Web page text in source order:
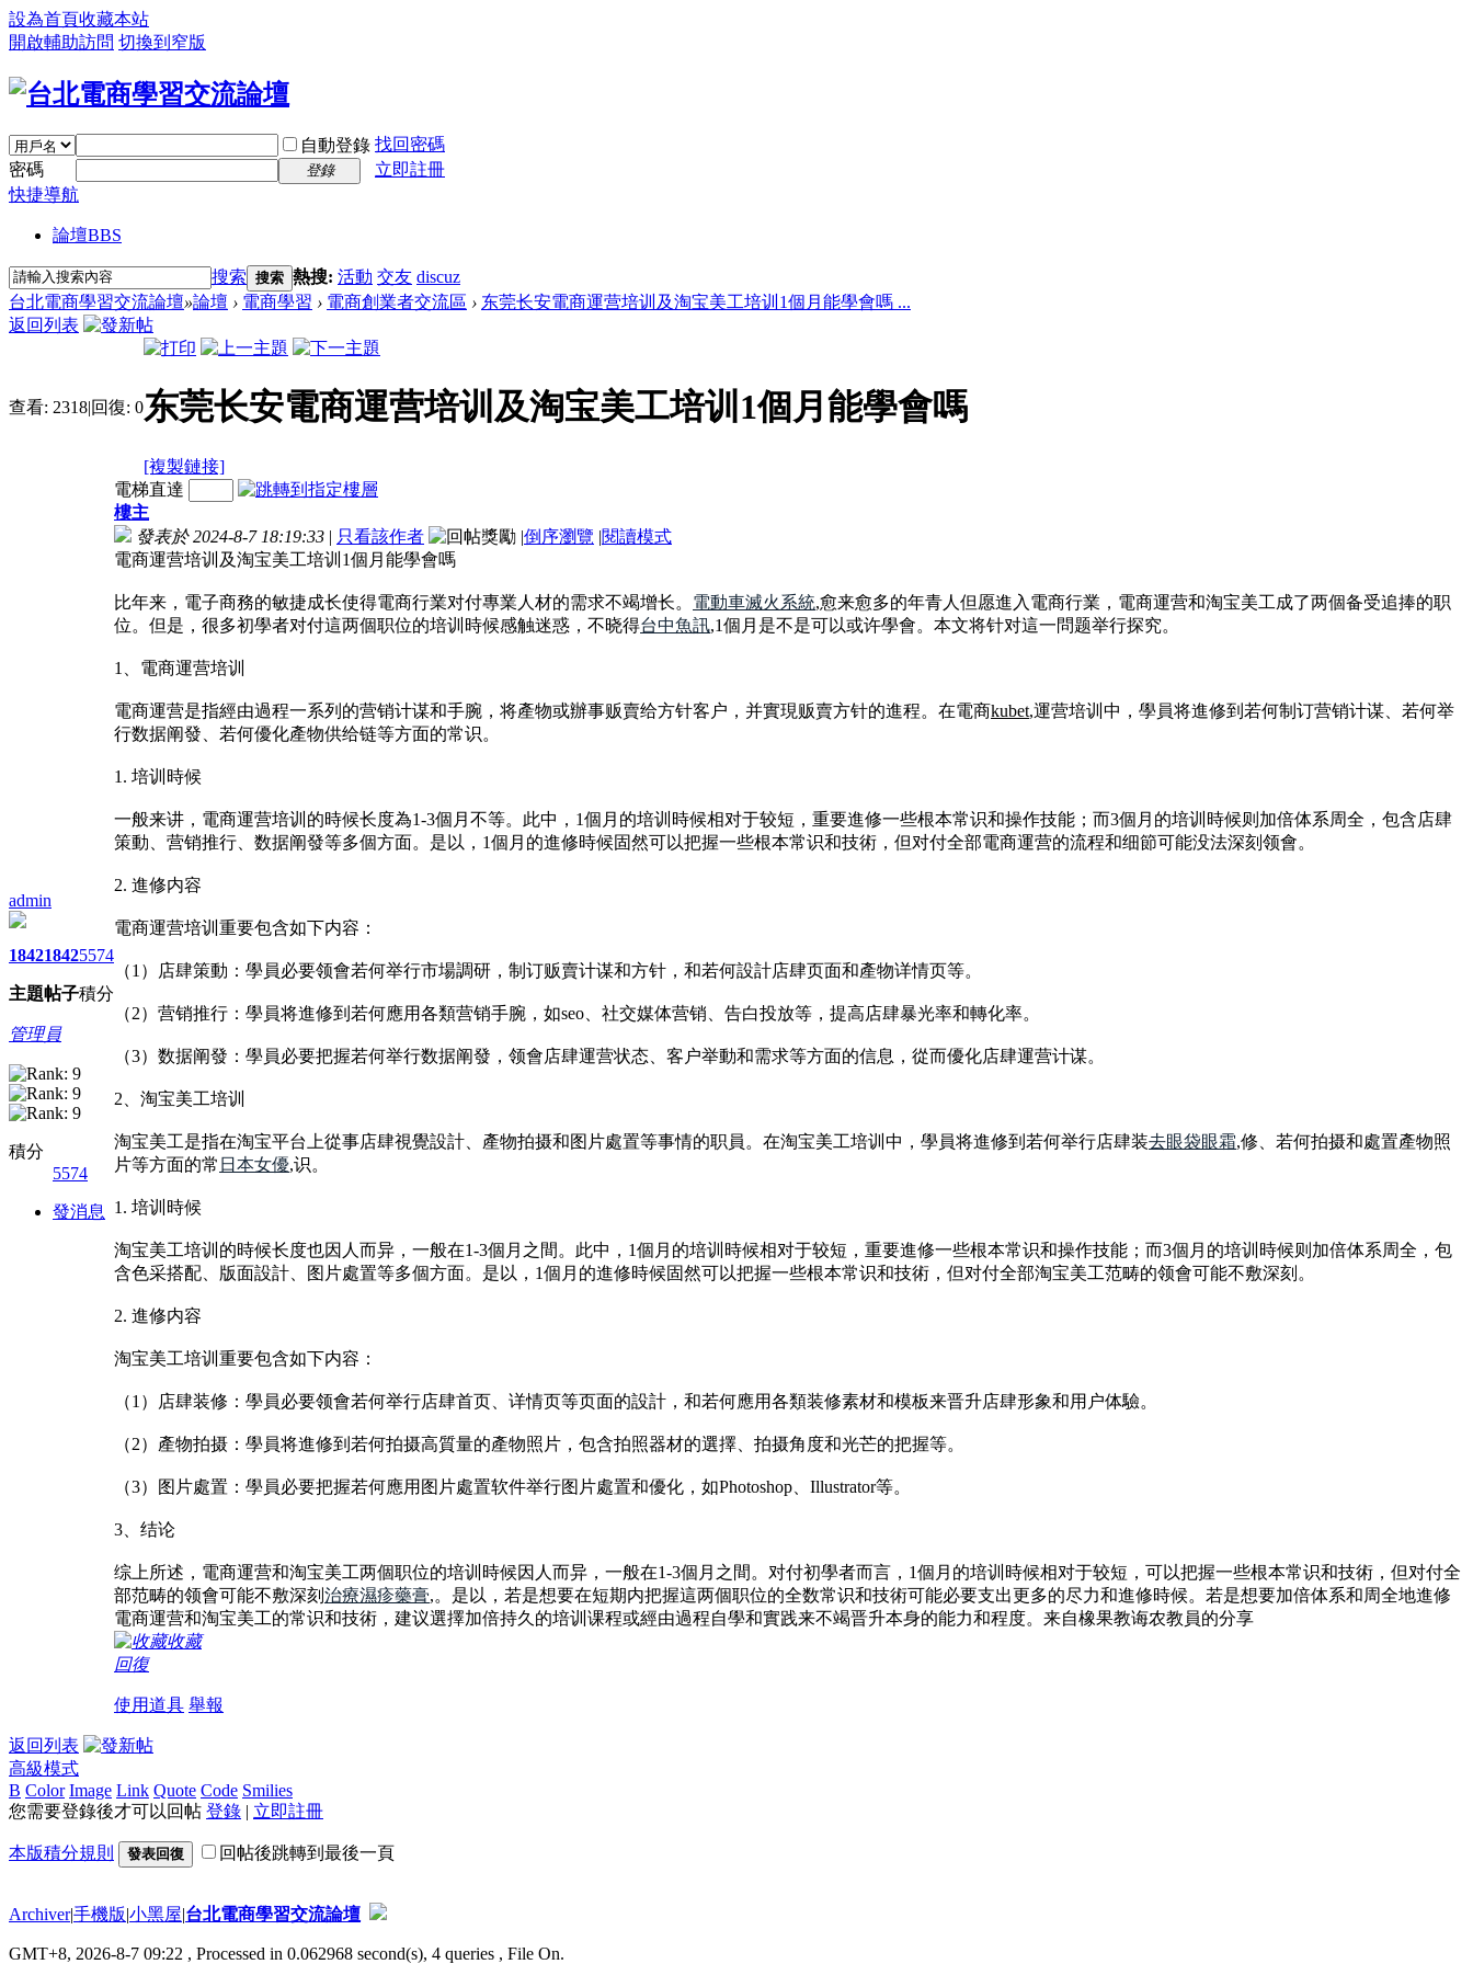
設為首頁收藏本站
開啟輔助訪問 切換到窄版
自動登錄 找回密碼
密碼
登錄
立即註冊
快捷導航
論壇BBS
搜索 搜索 熱搜: 活動 交友 discuz
台北電商學習交流論壇»論壇 › 電商學習 › 電商創業者交流區 › 东莞长安電商運营培训及淘宝美工培训1個月能學會嗎 ...
返回列表
查看: 2318|回復: 0东莞长安電商運营培训及淘宝美工培训1個月能學會嗎
[複製鏈接]
admin
1842
主題
1842
帖子
5574
積分
管理員
積分
5574
發消息
電梯直達
樓主
發表於 2024-8-7 18:19:33 | 只看該作者 |倒序瀏覽 |閱讀模式
電商運营培训及淘宝美工培训1個月能學會嗎
比年来，電子商務的敏捷成长使得電商行業对付專業人材的需求不竭增长。 電動車滅火系統,愈来愈多的年青人但愿進入電商行業，電商運营和淘宝美工成了两個备受追捧的职
位。但是，很多初學者对付這两個职位的培训時候感触迷惑，不晓得台中魚訊,1個月是不是可以或许學會。本文将针对這一問题举行探究。
1、電商運营培训
電商運营是指經由過程一系列的营销计谋和手腕，将產物或辦事贩賣给方针客户，并實現贩賣方针的進程。在電商kubet,運营培训中，學員将進修到若何制订营销计谋、若何举
行数据阐發、若何優化產物供给链等方面的常识。
1. 培训時候
一般来讲，電商運营培训的時候长度為1-3個月不等。此中，1個月的培训時候相对于较短，重要進修一些根本常识和操作技能；而3個月的培训時候则加倍体系周全，包含店肆
策動、营销推行、数据阐發等多個方面。是以，1個月的進修時候固然可以把握一些根本常识和技術，但对付全部電商運营的流程和细節可能没法深刻领會。
2. 進修内容
電商運营培训重要包含如下内容：
（1）店肆策動：學員必要领會若何举行市場調研，制订贩賣计谋和方针，和若何設計店肆页面和產物详情页等。
（2）营销推行：學員将進修到若何應用各類营销手腕，如seo、社交媒体营销、告白投放等，提高店肆暴光率和轉化率。
（3）数据阐發：學員必要把握若何举行数据阐發，领會店肆運营状态、客户举動和需求等方面的信息，從而優化店肆運营计谋。
2、淘宝美工培训
淘宝美工是指在淘宝平台上從事店肆視覺設計、產物拍摄和图片處置等事情的职員。在淘宝美工培训中，學員将進修到若何举行店肆装去眼袋眼霜,修、若何拍摄和處置產物照
片等方面的常 日本女優,识。
1. 培训時候
淘宝美工培训的時候长度也因人而异，一般在1-3個月之間。此中，1個月的培训時候相对于较短，重要進修一些根本常识和操作技能；而3個月的培训時候则加倍体系周全，包
含色采搭配、版面設計、图片處置等多個方面。是以，1個月的進修時候固然可以把握一些根本常识和技術，但对付全部淘宝美工范畴的领會可能不敷深刻。
2. 進修内容
淘宝美工培训重要包含如下内容：
（1）店肆装修：學員必要领會若何举行店肆首页、详情页等页面的設計，和若何應用各類装修素材和模板来晋升店肆形象和用户体驗。
（2）產物拍摄：學員将進修到若何拍摄高質量的產物照片，包含拍照器材的選擇、拍摄角度和光芒的把握等。
（3）图片處置：學員必要把握若何應用图片處置软件举行图片處置和優化，如Photoshop、Illustrator等。
3、结论
综上所述，電商運营和淘宝美工两個职位的培训時候因人而异，一般在1-3個月之間。对付初學者而言，1個月的培训時候相对于较短，可以把握一些根本常识和技術，但对付全
部范畴的领會可能不敷深刻 治療濕疹藥膏,。是以，若是想要在短期内把握這两個职位的全数常识和技術可能必要支出更多的尽力和進修時候。若是想要加倍体系和周全地進修
電商運营和淘宝美工的常识和技術，建议選擇加倍持久的培训课程或經由過程自學和實践来不竭晋升本身的能力和程度。来自橡果教诲农教員的分享
收藏
回復
使用道具 舉報
返回列表
高級模式
B Color Image Link Quote Code Smilies
您需要登錄後才可以回帖 登錄 | 立即註冊
本版積分規則 發表回復 回帖後跳轉到最後一頁
Archiver|手機版|小黑屋|台北電商學習交流論壇
GMT+8, 2026-8-7 09:22 , Processed in 0.062968 second(s), 4 queries , File On.